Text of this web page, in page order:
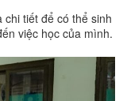
tiết để có thể sinh
việc học của mình.